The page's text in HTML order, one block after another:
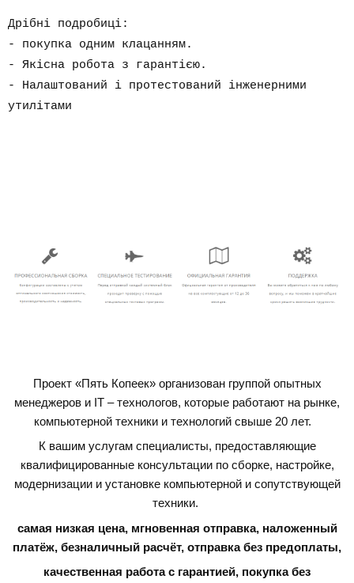
Дрібні подробиці:
- покупка одним клацанням.
- Якісна робота з гарантією.
- Налаштований і протестований інженерними
утилітами
Проект «Пять Копеек» организован группой опытных
менеджеров и IT – технологов, которые работают на рынке,
компьютерной техники и технологий свыше 20 лет.
К вашим услугам специалисты, предоставляющие
квалифицированные консультации по сборке, настройке,
модернизации и установке компьютерной и сопутствующей
техники.
самая низкая цена, мгновенная отправка, наложенный
платёж, безналичный расчёт, отправка без предоплаты,
качественная работа с гарантией, покупка без